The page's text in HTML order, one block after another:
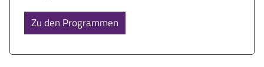
Zu den Programmen